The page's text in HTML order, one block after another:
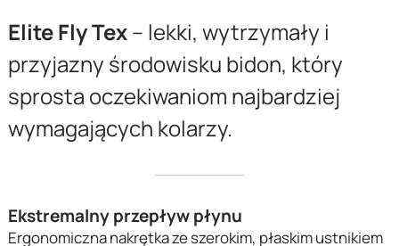
Elite Fly Tex– lekki, wytrzymały i
przyjazny środowisku bidon, który
sprosta oczekiwaniom najbardziej
wymagających kolarzy.
Ekstremalny przepływ płynu
Ergonomiczna nakrętka ze szerokim, płaskim ustnikiem